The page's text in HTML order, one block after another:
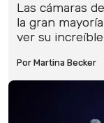
Las cámaras
la gran
ver su
Por Martina Becker